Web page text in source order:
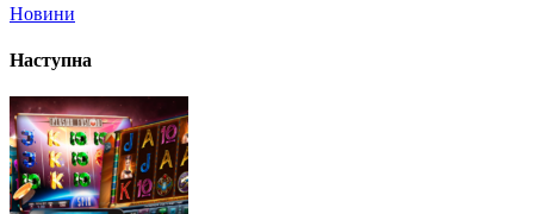
Новини
Наступна